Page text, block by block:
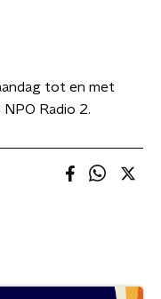
tot en met
Radio 2.